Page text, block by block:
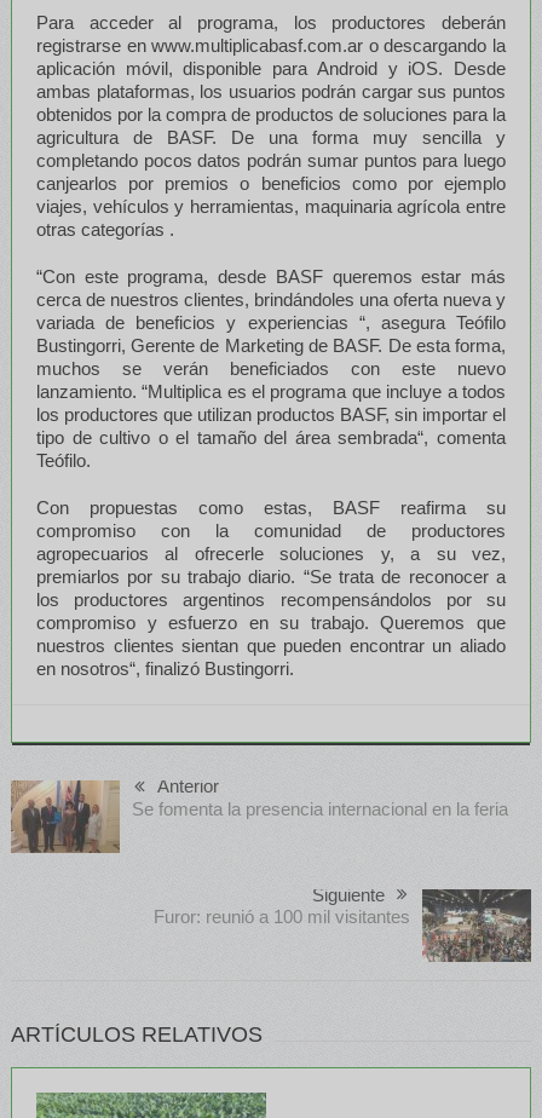
Para acceder al programa, los productores deberán
registrarse en www.multiplicabasf.com.ar o descargando la
aplicación móvil, disponible para Android y iOS. Desde
ambas plataformas, los usuarios podrán cargar sus puntos
obtenidos por la compra de productos de soluciones para la
agricultura de BASF. De una forma muy sencilla y
completando pocos datos podrán sumar puntos para luego
canjearlos por premios o beneficios como por ejemplo
viajes, vehículos y herramientas, maquinaria agrícola entre
otras categorías .
“Con este programa, desde BASF queremos estar más
cerca de nuestros clientes, brindándoles una oferta nueva y
variada de beneficios y experiencias “, asegura Teófilo
Bustingorri, Gerente de Marketing de BASF. De esta forma,
muchos se verán beneficiados con este nuevo
lanzamiento. “Multiplica es el programa que incluye a todos
los productores que utilizan productos BASF, sin importar el
tipo de cultivo o el tamaño del área sembrada“, comenta
Teófilo.
Con propuestas como estas, BASF reafirma su
compromiso con la comunidad de productores
agropecuarios al ofrecerle soluciones y, a su vez,
premiarlos por su trabajo diario. “Se trata de reconocer a
los productores argentinos recompensándolos por su
compromiso y esfuerzo en su trabajo. Queremos que
nuestros clientes sientan que pueden encontrar un aliado
en nosotros“, finalizó Bustingorri.
Anterior
Se fomenta la presencia internacional en la feria
Siguiente
Furor: reunió a 100 mil visitantes
ARTÍCULOS RELATIVOS